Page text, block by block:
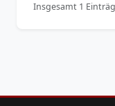
Insgesamt 1